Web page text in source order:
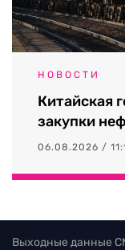
НОВОСТИ
Китайская
закупки
06.08.2026 /
Выходные данные